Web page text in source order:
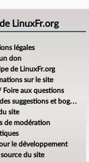
LinuxFr.org
légales
don
de LinuxFr.org
sur le site
Foire aux questions
suggestions et bogues
site
de modération
le développement
du site